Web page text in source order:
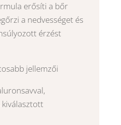
erősíti a bőr
a nedvességet és
érzést
jellemzői
kiválasztott